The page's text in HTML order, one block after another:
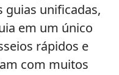
guias unificadas,
em um único
rápidos e
com muitos